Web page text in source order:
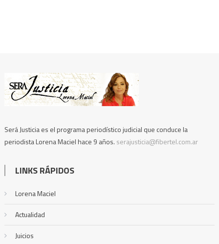
Será Justicia es el programa periodístico judicial que conduce la
periodista Lorena Maciel hace 9 años. serajusticia@fibertel.com.ar
LINKS RÁPIDOS
Lorena Maciel
Actualidad
Juicios